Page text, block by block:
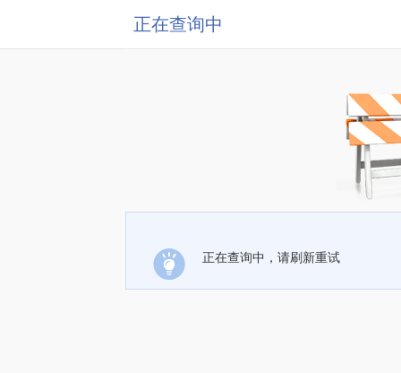
正在查询中
正在查询中，请刷新重试